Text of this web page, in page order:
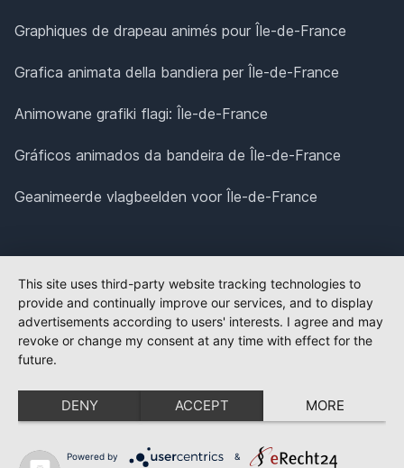
Graphiques de drapeau animés pour Île-de-France
Grafica animata della bandiera per Île-de-France
Animowane grafiki flagi: Île-de-France
Gráficos animados da bandeira de Île-de-France
Geanimeerde vlagbeelden voor Île-de-France
This site uses third-party website tracking technologies to
provide and continually improve our services, and to display
advertisements according to users' interests. I agree and may
revoke or change my consent at any time with effect for the
future.
DENY ACCEPT MORE
Powered by &